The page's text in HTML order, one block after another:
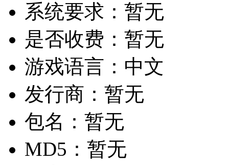
系统要求： 暂无
是否收费： 暂无
游戏语言： 中文
发行商： 暂无
包名： 暂无
MD5： 暂无